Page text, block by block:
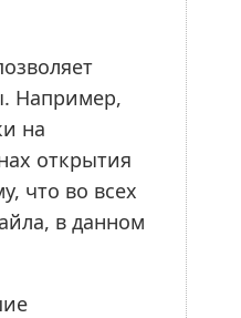
Например,
на
открытия
что во всех
в данном